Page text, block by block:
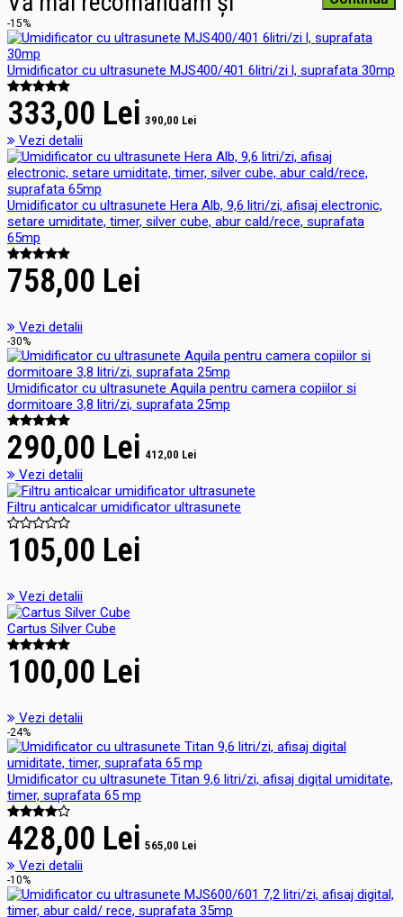
-15%
Umidificator cu ultrasunete MJS400/401 6litri/zi l, suprafata 30mp
333,00 Lei 390,00 Lei
Vezi detalii
Umidificator cu ultrasunete Hera Alb, 9,6 litri/zi, afisaj electronic,
setare umiditate, timer, silver cube, abur cald/rece, suprafata
65mp
758,00 Lei
Vezi detalii
-30%
Umidificator cu ultrasunete Aquila pentru camera copiilor si
dormitoare 3,8 litri/zi, suprafata 25mp
290,00 Lei 412,00 Lei
Vezi detalii
Filtru anticalcar umidificator ultrasunete
105,00 Lei
Vezi detalii
Cartus Silver Cube
100,00 Lei
Vezi detalii
-24%
Umidificator cu ultrasunete Titan 9,6 litri/zi, afisaj digital umiditate,
timer, suprafata 65 mp
428,00 Lei 565,00 Lei
Vezi detalii
-10%